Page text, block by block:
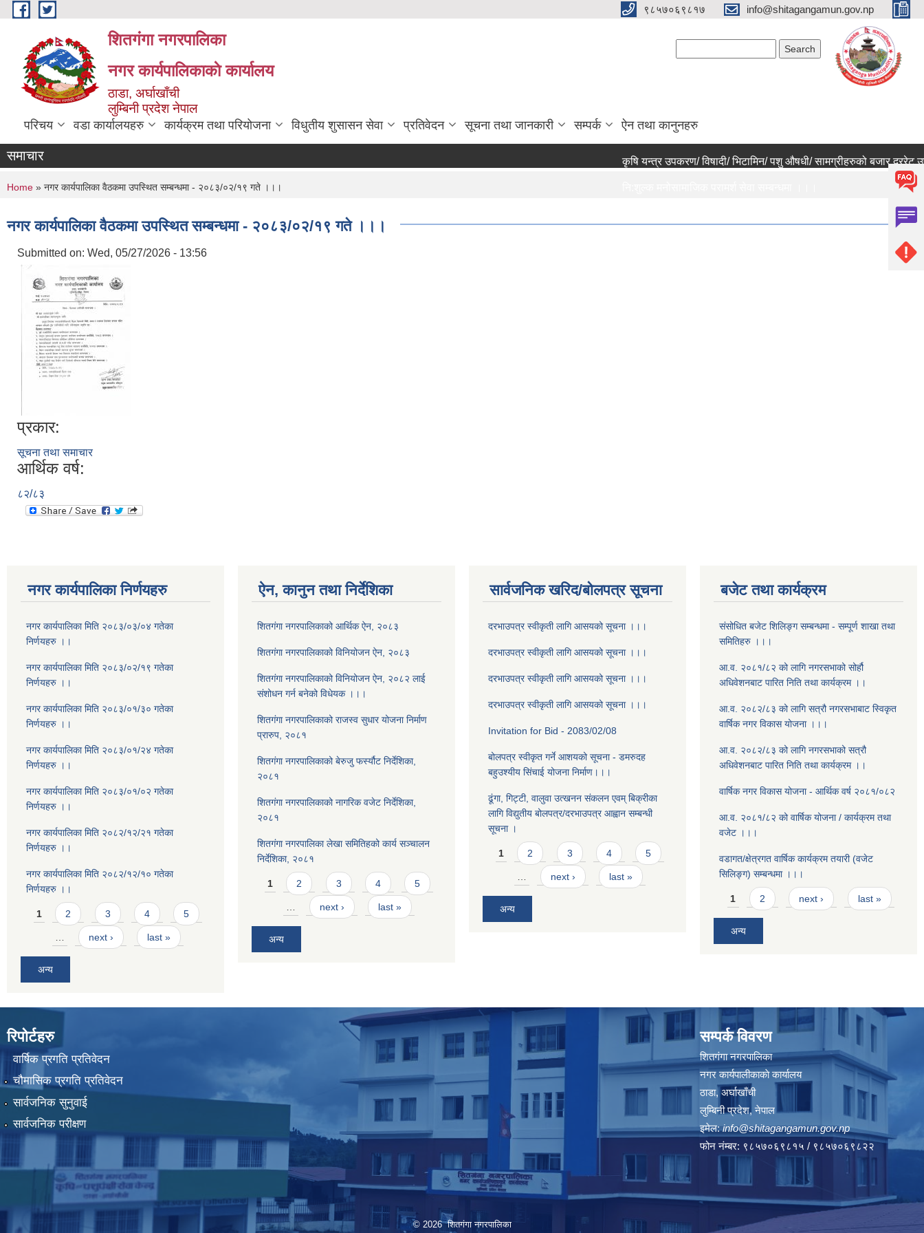
Skip to main content ९८५७०६९८१७ info@shitagangamun.gov.np
शितगंगा नगरपालिका
नगर कार्यपालिकाकाे कार्यालय
ठाडा, अर्घाखाँची
लुम्बिनी प्रदेश नेपाल
परिचय वडा कार्यालयहरु कार्यक्रम तथा परियोजना विधुतीय शुसासन सेवा प्रतिवेदन सूचना तथा जानकारी सम्पर्क ऐन तथा कानुनहरु
समाचार कृषि यन्त्र उपकरण/ विषादी/ भिटामिन/ पशु औषधी/ सामग्रीहरुको बजार दररेट
You are here
Home » नगर कार्यपालिका वैठकमा उपस्थित सम्बन्धमा - २०८३/०२/१९ गते ।।।
नगर कार्यपालिका वैठकमा उपस्थित सम्बन्धमा - २०८३/०२/१९ गते ।।।
Submitted on: Wed, 05/27/2026 - 13:56
प्रकार:
सूचना तथा समाचार
आर्थिक वर्ष:
८२/८३
नगर कार्यपालिका निर्णयहरु
नगर कार्यपालिका मिति २०८३/०३/०४ गतेका
निर्णयहरु ।।
नगर कार्यपालिका मिति २०८३/०२/१९ गतेका
निर्णयहरु ।।
नगर कार्यपालिका मिति २०८३/०१/३० गतेका
निर्णयहरु ।।
नगर कार्यपालिका मिति २०८३/०१/२४ गतेका
निर्णयहरु ।।
नगर कार्यपालिका मिति २०८३/०१/०२ गतेका
निर्णयहरु ।।
नगर कार्यपालिका मिति २०८२/१२/२१ गतेका
निर्णयहरु ।।
नगर कार्यपालिका मिति २०८२/१२/१० गतेका
निर्णयहरु ।।
Pages
1 2 3 4 5
next › last »
अन्य
ऐन, कानुन तथा निर्देशिका
शितगंगा नगरपालिकाको आर्थिक ऐन, २०८३
शितगंगा नगरपालिकाको विनियोजन ऐन, २०८३
शितगंगा नगरपालिकाको विनियोजन ऐन, २०८२ लाई
संशोधन गर्न बनेको विधेयक ।।।
शितगंगा नगरपालिकाको राजस्व सुधार योजना निर्माण
प्रारुप, २०८१
शितगंगा नगरपालिकाको बेरुजु फर्स्यौट निर्देशिका,
२०८१
शितगंगा नगरपालिकाको नागरिक वजेट निर्देशिका,
२०८१
शितगंगा नगरपालिका लेखा समितिहको कार्य सञ्चालन
निर्देशिका, २०८१
Pages
1 2 3 4 5
next › last »
अन्य
सार्वजनिक खरिद/बोलपत्र सूचना
दरभाउपत्र स्वीकृती लागि आसयको सूचना ।।।
दरभाउपत्र स्वीकृती लागि आसयको सूचना ।।।
दरभाउपत्र स्वीकृती लागि आसयको सूचना ।।।
दरभाउपत्र स्वीकृती लागि आसयको सूचना ।।।
Invitation for Bid - 2083/02/08
बोलपत्र स्वीकृत गर्ने आशयको सूचना - डमरुदह
बहुउश्यीय सिंचाई योजना निर्माण।।।
ढूंगा, गिट्टी, वालुवा उत्खनन संकलन एवम् बिक्रीका
लागि विद्युतीय बोलपत्र/दरभाउपत्र आह्वान सम्बन्धी
सूचना ।
Pages
1 2 3 4 5
next › last »
अन्य
बजेट तथा कार्यक्रम
संसोधित बजेट शिलिङ्ग सम्बन्धमा - सम्पूर्ण शाखा तथा
समितिहरु ।।।
आ.व. २०८१/८२ को लागि नगरसभाको सोर्हौ
अधिवेशनबाट पारित निति तथा कार्यक्रम ।।
आ.व. २०८२/८३ को लागि सत्रौ नगरसभाबाट स्विकृत
वार्षिक नगर विकास योजना ।।।
आ.व. २०८२/८३ को लागि नगरसभाको सत्रौ
अधिवेशनबाट पारित निति तथा कार्यक्रम ।।
वार्षिक नगर विकास योजना - आर्थिक वर्ष २०८१/०८२
आ.व. २०८१/८२ को वार्षिक योजना / कार्यक्रम तथा
वजेट ।।।
वडागत/क्षेत्रगत वार्षिक कार्यक्रम तयारी (वजेट
सिलिङ्ग) सम्बन्धमा ।।।
Pages
1 2 next › last »
अन्य
रिपोर्टहरु
वार्षिक प्रगति प्रतिवेदन
चौमासिक प्रगति प्रतिवेदन
सार्वजनिक सुनुवाई
सार्वजनिक परीक्षण
सम्पर्क विवरण
शितगंगा नगरपालिका
नगर कार्यपालीकाकाे कार्यालय
ठाडा, अर्घाखाँची
लुम्बिनी प्रदेश, नेपाल
इमेल:info@shitagangamun.gov.np
फोन नंम्बर: ९८५७०६९८१५ / ९८५७०६९८२२
© 2026 शितगंगा नगरपालिका